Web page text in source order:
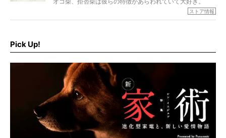
でもちょっと待て…もうひとつ、忘れてはならない愛おしい
ストア情報
Pick Up!